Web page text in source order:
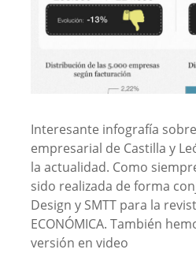
Interesante infografía
empresarial de Castilla y
la actualidad. Como
sido realizada de forma
Design y SMTT para la
ECONÓMICA. También
versión en video